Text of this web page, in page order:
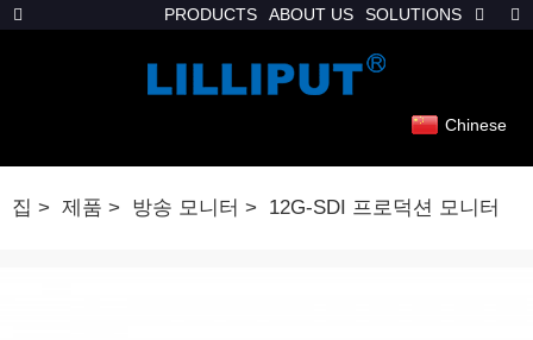
Chinese
집 제품 방송 모니터 12G-SDI 프로덕션 모니터
PRODUCTS ABOUT US SOLUTIONS